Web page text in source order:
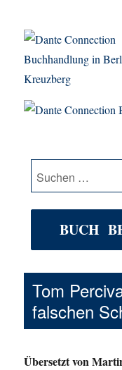
Dante
Suche
nach:
BUCH
Tom
falschen
Übersetzt von